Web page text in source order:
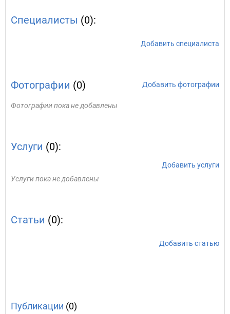
Специалисты (0):
Добавить специалиста
Фотографии (0) Добавить фотографии
Фотографии пока не добавлены
Услуги (0):
Добавить услуги
Услуги пока не добавлены
Статьи (0):
Добавить статью
Публикации (0)